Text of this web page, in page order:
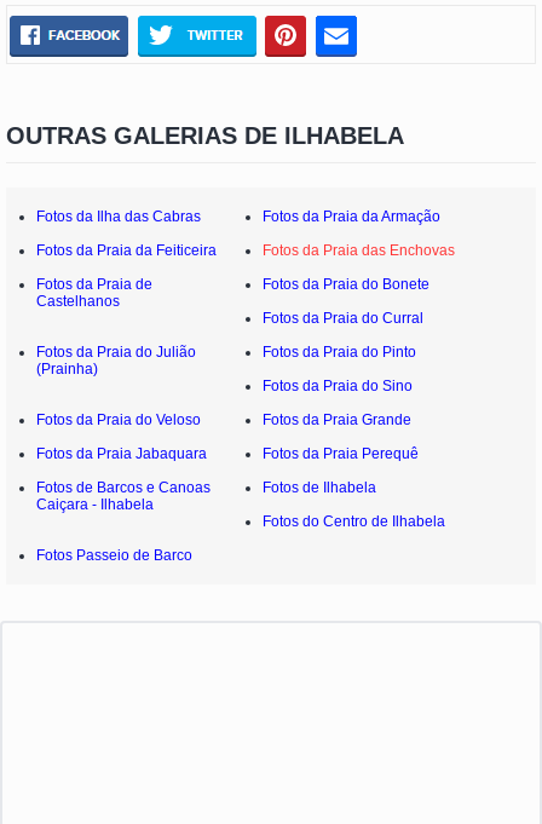
OUTRAS GALERIAS DE ILHABELA
Fotos da Ilha das Cabras
Fotos da Praia da Armação
Fotos da Praia da Feiticeira
Fotos da Praia das Enchovas
Fotos da Praia de
Castelhanos
Fotos da Praia do Bonete
Fotos da Praia do Curral
Fotos da Praia do Julião
(Prainha)
Fotos da Praia do Pinto
Fotos da Praia do Sino
Fotos da Praia do Veloso
Fotos da Praia Grande
Fotos da Praia Jabaquara
Fotos da Praia Perequê
Fotos de Barcos e Canoas
Caiçara - Ilhabela
Fotos de Ilhabela
Fotos do Centro de Ilhabela
Fotos Passeio de Barco